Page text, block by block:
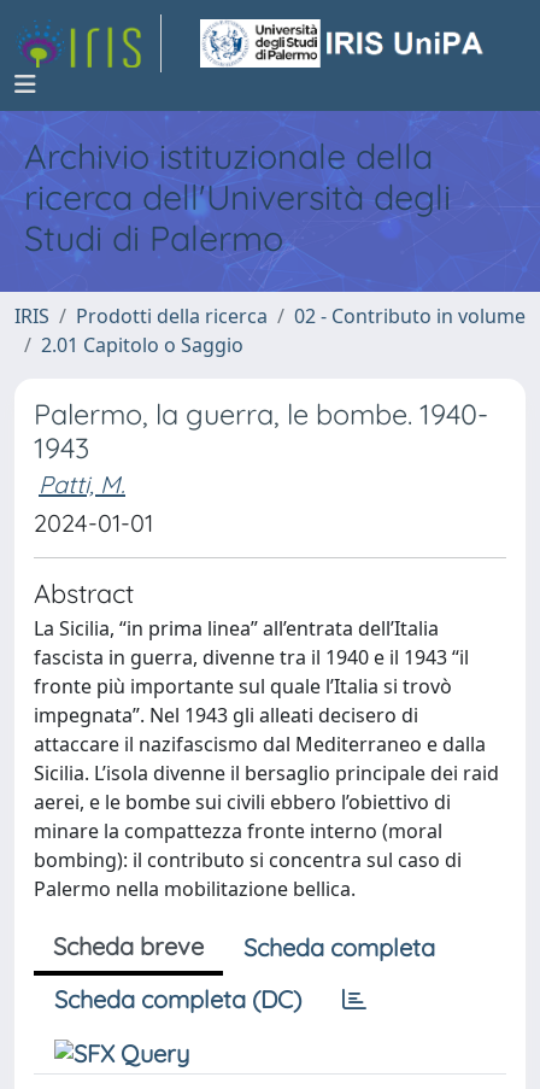
Archivio istituzionale della
ricerca dell'Università degli
Studi di Palermo
IRIS Prodotti della ricerca
02 - Contributo in volume
2.01 Capitolo o Saggio
Palermo, la guerra, le bombe. 1940-
1943
Patti, M.
2024-01-01
Abstract
La Sicilia, “in prima linea” all’entrata dell’Italia
fascista in guerra, divenne tra il 1940 e il 1943 “il
fronte più importante sul quale l’Italia si trovò
impegnata”. Nel 1943 gli alleati decisero di
attaccare il nazifascismo dal Mediterraneo e dalla
Sicilia. L’isola divenne il bersaglio principale dei raid
aerei, e le bombe sui civili ebbero l’obiettivo di
minare la compattezza fronte interno (moral
bombing): il contributo si concentra sul caso di
Palermo nella mobilitazione bellica.
Scheda breve
Scheda completa
Scheda completa (DC)